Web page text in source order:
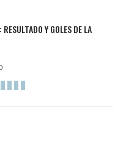
Y GOLES DE LA